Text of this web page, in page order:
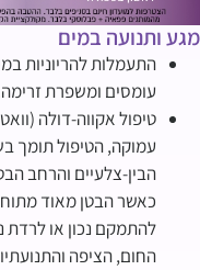
מגע ותנועה במים
התעמלות להריוניות
עומסים ומשפרת
טיפול אקווה-דולה
עמוקה, הטיפול תומך
הבין-צלעיים והרחב
כאשר הבטן מאוד
להתמקם נכון או לרדת
החום, הציפה